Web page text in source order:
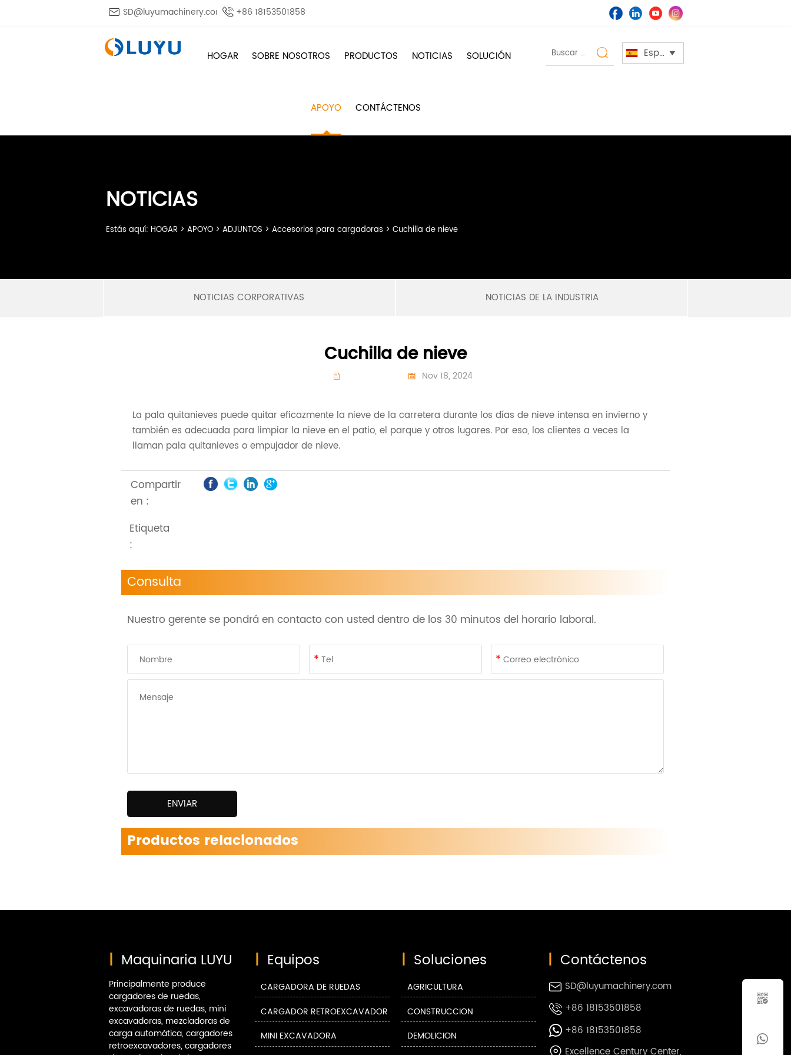
 SD@luyumachinery.com +86 18153501858
HOGAR SOBRE NOSOTROS PRODUCTOS NOTICIAS SOLUCIÓN
APOYO CONTÁCTENOS
 Español 
NOTICIAS
Estás aquí: HOGAR > APOYO> ADJUNTOS > Accesorios para cargadoras > Cuchilla de nieve
NOTICIAS CORPORATIVAS NOTICIAS DE LA INDUSTRIA
Cuchilla de nieve
  Nov 18, 2024
La pala quitanieves puede quitar eficazmente la nieve de la carretera durante los días de nieve intensa en invierno y
también es adecuada para limpiar la nieve en el patio, el parque y otros lugares. Por eso, los clientes a veces la
llaman pala quitanieves o empujador de nieve.
Compartir
en :
Etiqueta
:
Consulta
Nuestro gerente se pondrá en contacto con usted dentro de los 30 minutos del horario laboral.
ENVIAR
Productos relacionados
| Maquinaria LUYU
Principalmente produce
cargadores de ruedas,
excavadoras de ruedas, mini
excavadoras, mezcladoras de
carga automática, cargadores
retroexcavadores, cargadores
| Equipos
CARGADORA DE RUEDAS
CARGADOR RETROEXCAVADOR
MINI EXCAVADORA
| Soluciones
AGRICULTURA
CONSTRUCCIÓN
DEMOLICIÓN
| Contáctenos
 SD@luyumachinery.com
 +86 18153501858
 +86 18153501858
Excellence Century Center,

